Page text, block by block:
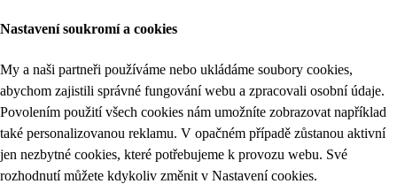
Nastavení soukromí a cookies
My a naši partneři používáme nebo ukládáme soubory cookies,
abychom zajistili správné fungování webu a zpracovali osobní údaje.
Povolením použití všech cookies nám umožníte zobrazovat například
také personalizovanou reklamu. V opačném případě zůstanou aktivní
jen nezbytné cookies, které potřebujeme k provozu webu. Své
rozhodnutí můžete kdykoliv změnit v Nastavení cookies.